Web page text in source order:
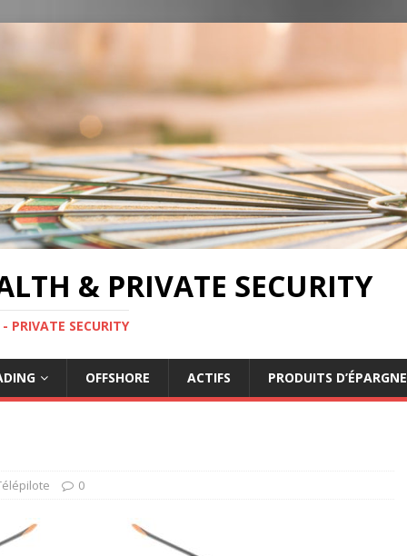
& PRIVATE SECURITY
PRIVATE SECURITY
OFFSHORE ACTIFS PRODUITS D’ÉPARGNE
0